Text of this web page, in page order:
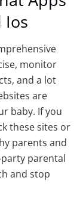
Ios
monitor
and a lot
are
baby. If you
these sites or
parents and
parental
and stop